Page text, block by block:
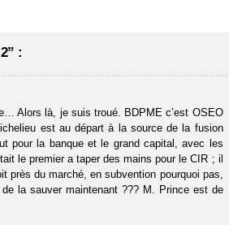
:
Alors là, je suis troué. BDPME c’est OSEO
est au départ à la source de la fusion
pour la banque et le grand capital, avec les
le premier a taper des mains pour le CIR ; il
près du marché, en subvention pourquoi pas,
la sauver maintenant ??? M. Prince est de